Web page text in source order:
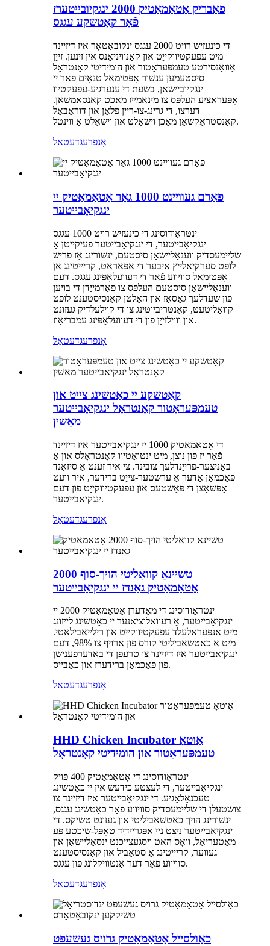
פאַבריק אָטאַמאַטיק 2000 ינגקיובייטערז
פֿאַר קאַטשקע עגגס
די כינעזיש רויט 2000 עגגס ינקובאַטאָר איז דיזיינד
מיט עפעקטיווקייַט און קאַנוויניאַנס אין זינען. זייַן
אַוואַנסירטע טעמפּעראַטור און הומידיטי קאָנטראָל
סיסטעמען ענשור אָפּטימאַל טנאָים פֿאַר יי
ינגקיוביישאַן, בשעת די ענערגיע-עפעקטיוו
אָפּעראַציע העלפּס צו מינאַמייז מאַכט קאַנסאַמשאַן.
דערצו, די גרינג-צו-ריין פּלאַן און דוראַבאַל
קאַנסטראַקשאַן מאַכן וישאַלט און וישאַלט אַ ווינטל.
אָנפרעגדעטאַל
פאַרם געוויינט 1000 גאָר אָטאַמאַטיק יי
ינגקיאַבייטער
ינטראָודוסינג די כינעזיש רויט 1000 עגגס
ינגקיאַבייטער, די ינגקיאַבייטער פֿעיִקייטן אַ
שליימעסדיק ווענאַליישאַן סיסטעם, ינשורינג אַז פריש
לופט סערקיאַלייץ איבער די אַפּאַראַט, קריייטינג אַן
אָפּטימאַל סוויווע פֿאַר די דעוועלאָפּינג עגגס. דעם
ווענאַליישאַן סיסטעם העלפּס צו פאַרמייַדן די בויען
פון שעדלעך גאַסאַז און האַלטן קאָנסיסטענט לופט
קוואַליטעט, קאַנטריביוטינג צו די קוילעלדיק געזונט
און וווילזייַן פון די דעוועלאָפּינג עמבריאָוז.
אָנפרעגדעטאַל
קאַטשקע יי כאַטשינג צייט און
טעמפּעראַטור קאָנטראָל ינגקיאַבייטער
מאַשין
די אָטאַמאַטיק 1000 יי ינגקיאַבייטער איז דיזיינד
פֿאַר יז פון נוצן, מיט ינטואַטיוו קאָנטראָלס און אַ
באַניצער-פרייַנדלעך צובינד. צי איר זענט אַ סיזאַנד
פאַכמאַן אָדער אַ ערשטער-צייַט ברידער, איר וועט
אָפּשאַצן די פּאַשטעס און עפעקטיווקייַט פון דעם
ינגקיאַבייטער.
אָנפרעגדעטאַל
טשיינאַ קוואַליטי הויך-סוף 2000
אָטאַמאַטיק גאַנדז יי ינגקיאַבייטער
ינטראָודוסינג די מאָדערן אָטאַמאַטיק 2000 יי
ינגקיאַבייטער, אַ רעוואלוציאנער יי כאַטשינג לייזונג
מיט אַנפּעראַלעלד עפעקטיווקייַט און רילייאַבילאַטי.
מיט אַ כאַטשאַביליטי קורס פון אַרויף צו 98%, דעם
ינגקיאַבייטער איז דיזיינד צו טרעפן די באדערפענישן
פון פאַכמאַן ברידערז און כאַבייס.
אָנפרעגדעטאַל
HHD Chicken Incubator אַוטאָ
טעמפּעראַטור און הומידיטי קאָנטראָל
ינטראָודוסינג די אָטאַמאַטיק 400 פּויק
ינגקיאַבייטער, די לעצטע כידעש אין יי כאַטשינג
טעכנאָלאָגיע. די ינגקיאַבייטער איז דיזיינד צו
צושטעלן די שליימעסדיק סוויווע פֿאַר כאַטשינג עגגס,
ינשורינג הויך כאַטשאַביליטי און געזונט טשיקס. די
ינגקיאַבייטער ניצט נייַ אַפּגריידיד טאָפּל-שיכטע פּע
מאַטעריאַל, וואָס האט ויסגעצייכנט ינסאַליישאַן און
געווער, קריייטינג אַ סטאַביל און קאָנסיסטענט
סוויווע פֿאַר דער אַנטוויקלונג פון עגגס.
אָנפרעגדעטאַל
כאָולסייל אָטאַמאַטיק גרויס געשעפט